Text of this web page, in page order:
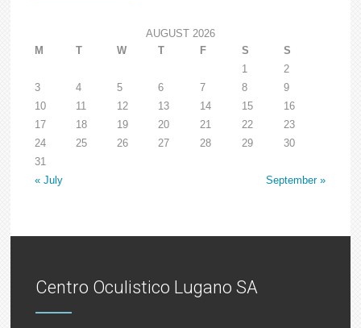
AUGUST 2026
M
T W T F S
S
1
2
3
4 5 6 7 8
9
10
11 12 13 14 15
16
17
18 19 20 21 22
23
24
25 26 27 28 29
30
31
« July
September »
Centro Oculistico Lugano SA